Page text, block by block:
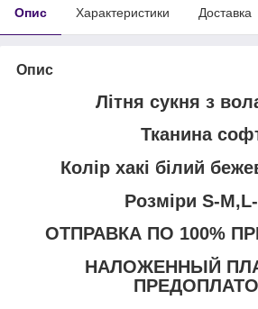
Опис Характеристики Доставка
Опис
Літня сукня з
Тканина
Колір хакі білий
Розміри S-
ОТПРАВКА ПО 100%
НАЛОЖЕННЫЙ